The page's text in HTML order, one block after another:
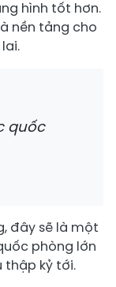
hình tốt hơn.
nền tảng cho
quốc
đây sẽ là một
phòng lớn
thập kỷ tới.